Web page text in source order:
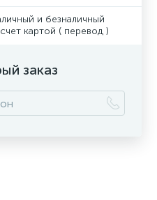
и безналичный
картой ( перевод )
заказ